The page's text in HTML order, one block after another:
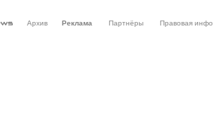
Архив Реклама Партнёры Правовая